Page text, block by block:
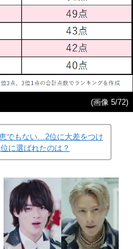
(画像 5/72)
でもない…2位に大差をつけ
に選ばれたのは？